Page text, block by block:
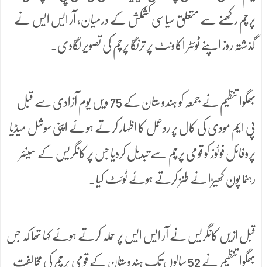
پرچم رکھنے سے متعلق سیاسی کشمکش کے درمیان، آر ایس ایس نے
گذشتہ روز اپنے ٹوئٹر اکاونٹ پر ترنگا پرچم کی تصویر لگادی۔
بھگوا تنظیم نے جمعہ کو ہندوستان کے 75 ویں یوم آزادی سے قبل
پی ایم مودی کی کال پر ردعمل کا اظہار کرتے ہوئے اپنی سوشل میڈیا
پروفائل فوٹوز کو قومی پرچم سے تبدیل کردیا جس پر کانگریس کے سینئر
رہنما پون کھیڑا نے طنز کرتے ہوئے ٹوئٹ کیا۔
قبل ازیں کانگریس نے آر ایس ایس پر حملہ کرتے ہوئے کہا تھا کہ جس
بھگوا تنظیم نے 52 سالوں تک ہندوستان کے قومی پرچم کی مخالفت